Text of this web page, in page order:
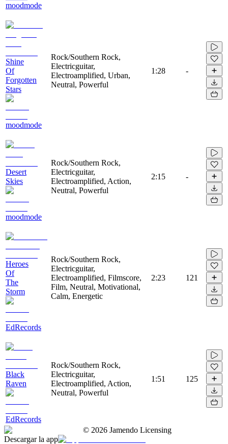
moodmode
Shine
Of
Forgotten
Stars
moodmode
Rock/Southern Rock,
Electricguitar,
Electroamplified, Urban,
Neutral, Powerful
1:28 -
Desert
Skies
moodmode
Rock/Southern Rock,
Electricguitar,
Electroamplified, Action,
Neutral, Powerful
2:15 -
Heroes
Of
The
Storm
EdRecords
Rock/Southern Rock,
Electricguitar,
Electroamplified, Filmscore,
Film, Neutral, Motivational,
Calm, Energetic
2:23 121
Black
Raven
EdRecords
Rock/Southern Rock,
Electricguitar,
Electroamplified, Action,
Neutral, Powerful
1:51 125
© 2026 Jamendo Licensing
Descargar la app